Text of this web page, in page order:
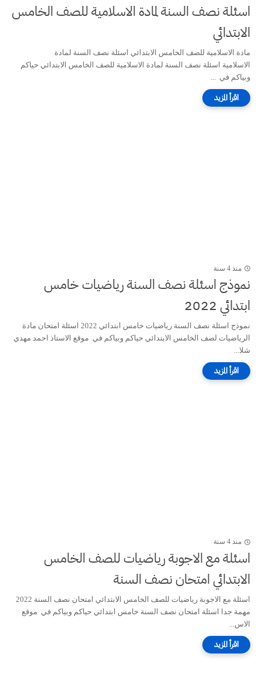
اسئلة نصف السنة لمادة الاسلامية للصف الخامس
الابتدائي
مادة الاسلامية للصف الخامس الابتدائي اسئلة نصف السنة لمادة
الاسلامية اسئلة نصف السنة لمادة الاسلامية للصف الخامس الابتدائي حياكم
وبياكم في ...
منذ 4 سنة
نموذج اسئلة نصف السنة رياضيات خامس
ابتدائي 2022
نموذج اسئلة نصف السنة رياضيات خامس ابتدائي 2022 اسئلة امتحان مادة
الرياضيات لصف الخامس الابتدائي حياكم وبياكم في موقع الاستاذ احمد مهدي
شلا...
منذ 4 سنة
اسئلة مع الاجوبة رياضيات للصف الخامس
الابتدائي امتحان نصف السنة
اسئلة مع الاجوبة رياضيات للصف الخامس الابتدائي امتحان نصف السنة 2022
مهمة جدا اسئلة امتحان نصف السنة خامس ابتدائي حياكم وبياكم في موقع
الاس...